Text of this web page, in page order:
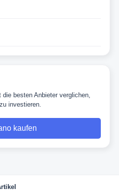
besten Anbieter verglichen,
investieren.
kaufen